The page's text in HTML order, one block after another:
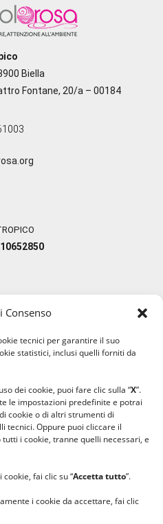
Consenso
tecnici per garantire il suo
statistici, inclusi quelli forniti da
dei cookie, puoi fare clic sulla “X”.
le impostazioni predefinite e potrai
cookie o di altri strumenti di
tecnici. Oppure puoi cliccare il
tutti i cookie, tranne quelli necessari, e
fai clic su “Accetta tutto”.
i cookie da accettare, fai clic
Biella
Fontane, 20/a – 00184